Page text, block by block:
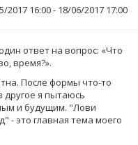
2017 16:00 - 18/06/2017 17:00
ответ на вопрос: «Что
время?».
После формы что-то
другое я пытаюсь
и будущим. "Лови
- это главная тема моего